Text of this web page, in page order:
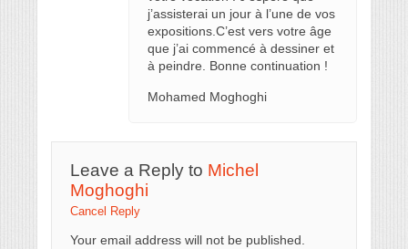
j’assisterai un jour à l’une de vos
expositions.C’est vers votre âge
que j’ai commencé à dessiner et
à peindre. Bonne continuation !
Mohamed Moghoghi
Leave a Reply to Michel
Moghoghi
Cancel Reply
Your email address will not be published.